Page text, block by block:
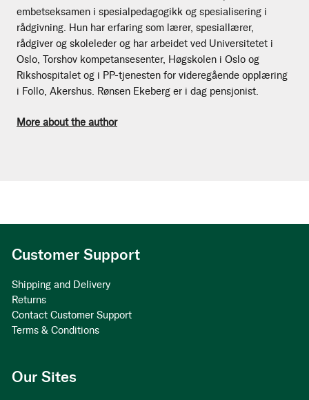
embetseksamen i spesialpedagogikk og spesialisering i
rådgivning. Hun har erfaring som lærer, spesiallærer,
rådgiver og skoleleder og har arbeidet ved Universitetet i
Oslo, Torshov kompetansesenter, Høgskolen i Oslo og
Rikshospitalet og i PP-tjenesten for videregående opplæring
i Follo, Akershus. Rønsen Ekeberg er i dag pensjonist.
More about the author
Customer Support
Shipping and Delivery
Returns
Contact Customer Support
Terms & Conditions
Our Sites